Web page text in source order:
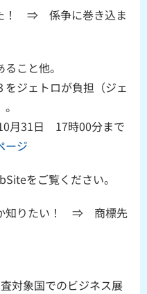
！ ⇒ 係争に巻き込ま
こと他。
ジェトロが負担（ジェ
月31日 17時00分まで
ージ
をご覧ください。
知りたい！ ⇒ 商標先
対象国でのビジネス展